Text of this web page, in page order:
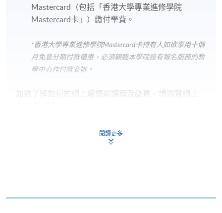
Mastercard（包括「香港大學專業進修學院
Mastercard卡」）繳付學費。
*香港大學專業進修學院Mastercard卡持有人如欲享用十個
月免息分期付款優惠，必須親臨本學院設有報名服務的教
學中心作付款安排。
如欲了解如何於網上報讀新課程及繳費，請瀏覽網上
閱讀更多